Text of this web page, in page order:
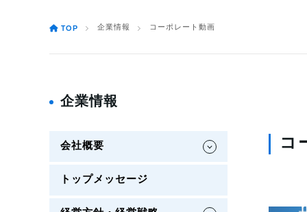
TOP 企業情報 コーポレート動画
企業情報
会社概要
トップメッセージ
コ